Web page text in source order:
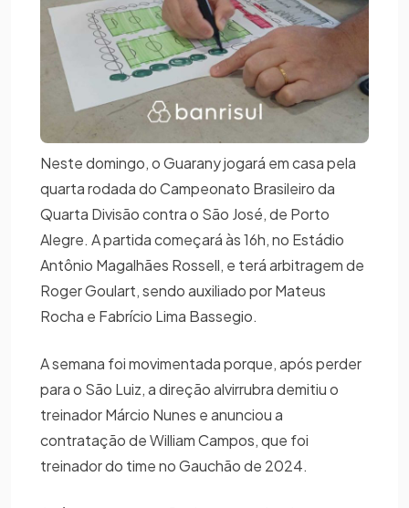
Neste domingo, o Guarany jogará em casa pela
quarta rodada do Campeonato Brasileiro da
Quarta Divisão contra o São José, de Porto
Alegre. A partida começará às 16h, no Estádio
Antônio Magalhães Rossell, e terá arbitragem de
Roger Goulart, sendo auxiliado por Mateus
Rocha e Fabrício Lima Bassegio.
A semana foi movimentada porque, após perder
para o São Luiz, a direção alvirrubra demitiu o
treinador Márcio Nunes e anunciou a
contratação de William Campos, que foi
treinador do time no Gauchão de 2024.